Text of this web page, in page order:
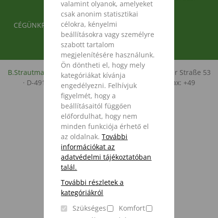
valamint olyanok, amelyeket
csak anonim statisztikai
célokra, kényelmi
beállításokra vagy személyre
szabott tartalom
megjelenítésére használunk.
Ön döntheti el, hogy mely
kategóriákat kívánja
engedélyezni. Felhívjuk
figyelmét, hogy a
beállításaitól függően
előfordulhat, hogy nem
minden funkciója érhető el
az oldalnak.További
információkat az
adatvédelmi tájékoztatóban
talál.
További részletek a
kategóriákról
Szükséges
Komfort
FUSSBEREICH 2
CÉGÜNKRŐL FUSSBEREICH 3
ADATVÉDELEM
IMPRESSUM
B.Strautmann & Söhne GmbH u. Co. KG
· Bielefelder Straße 53
· D-49196 Bad Laer · Tel.: +49 (0)5424/802-0 · Fax: +49
(0)5424/802-76 · info@strautmann.com